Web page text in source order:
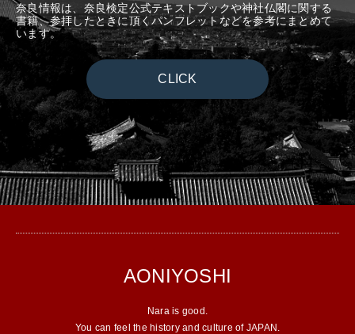
奈良情報は、奈良検定公式テキストブックや神社仏閣に関する
書籍、参拝したときに頂くパンフレットなどを参考にまとめて
います。
CLICK
AONIYOSHI
Nara is good.
You can feel the history and culture of JAPAN.